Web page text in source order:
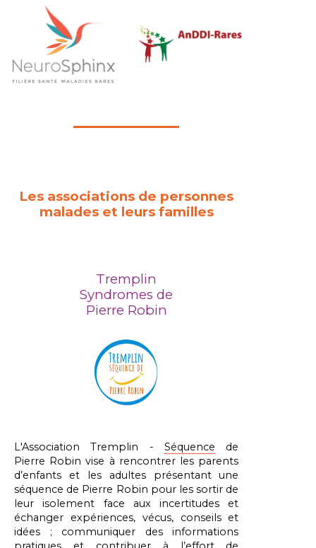
Les associations de personnes
malades et leurs familles
Tremplin
Syndromes de
Pierre Robin
L'Association Tremplin -Séquence de
Pierre Robin vise à rencontrer les parents
d’enfants et les adultes présentant une
séquence de Pierre Robin pour les sortir de
leur isolement face aux incertitudes et
échanger expériences, vécus, conseils et
idées ; communiquer des informations